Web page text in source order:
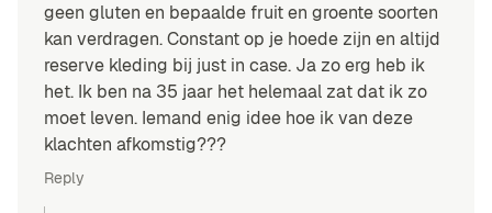
geen gluten en bepaalde fruit en groente soorten
kan verdragen. Constant op je hoede zijn en altijd
reserve kleding bij just in case. Ja zo erg heb ik
het. Ik ben na 35 jaar het helemaal zat dat ik zo
moet leven. Iemand enig idee hoe ik van deze
klachten afkomstig???
Reply